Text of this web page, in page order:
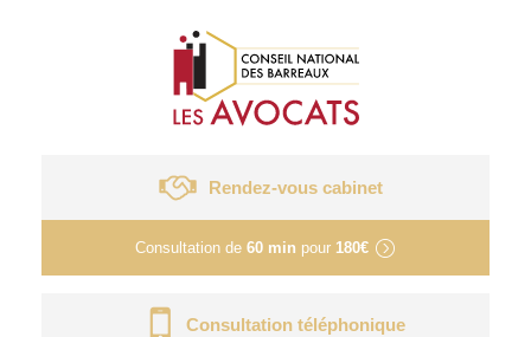
Rendez-vous cabinet
Consultation de 60 min pour 180€
Consultation téléphonique